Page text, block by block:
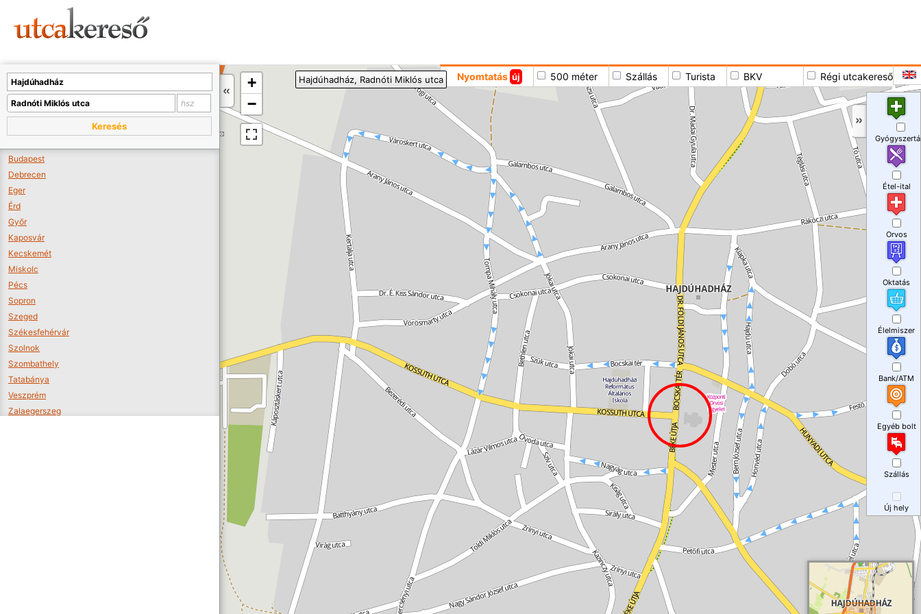
+
−
Nyomtatás új 500 méter Szállás Turista BKV Régi utcakereső
Hajdúhadház, Radnóti Miklós utca
Keresés
Budapest
Debrecen
Eger
Érd
Győr
Kaposvár
Kecskemét
Miskolc
Pécs
Sopron
Szeged
Székesfehérvár
Szolnok
Szombathely
Tatabánya
Veszprém
Zalaegerszeg
Étel-ital
Orvos
Oktatás
Élelmiszer
Bank/ATM
Egyéb bolt
Szállás
Új hely
A térképet kicsinyíteni kell, hogy látszódjanak a boltok.
Boltok látszódjanak >>